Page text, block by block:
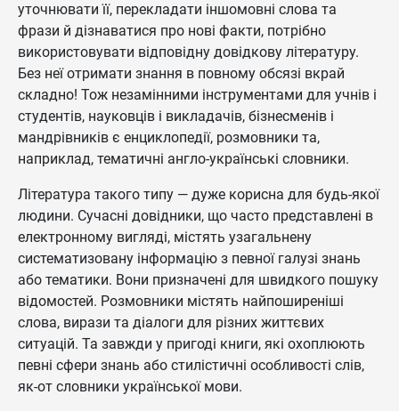
уточнювати її, перекладати іншомовні слова та
фрази й дізнаватися про нові факти, потрібно
використовувати відповідну довідкову літературу.
Без неї отримати знання в повному обсязі вкрай
складно! Тож незамінними інструментами для учнів і
студентів, науковців і викладачів, бізнесменів і
мандрівників є енциклопедії, розмовники та,
наприклад, тематичні англо-українські словники.
Література такого типу — дуже корисна для будь-якої
людини. Сучасні довідники, що часто представлені в
електронному вигляді, містять узагальнену
систематизовану інформацію з певної галузі знань
або тематики. Вони призначені для швидкого пошуку
відомостей. Розмовники містять найпоширеніші
слова, вирази та діалоги для різних життєвих
ситуацій. Та завжди у пригоді книги, які охоплюють
певні сфери знань або стилістичні особливості слів,
як-от словники української мови.